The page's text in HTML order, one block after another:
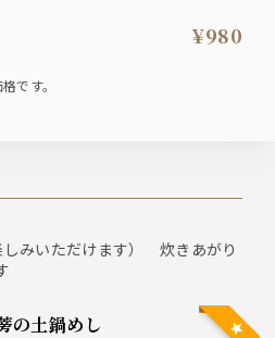
¥980
です。
の土鍋めし